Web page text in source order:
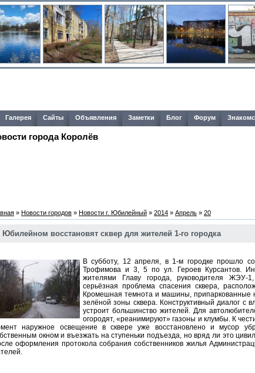
Галерея Сайты Объявления Заметки Блог Форум
города Королёв
» Новости городов » Новости г. Юбилейный » 2014 » Апрель » 20
Юбилейном восстановят сквер для жителей 1-го городка
В субботу, 12 апреля, в 1-м городке прошло
Трофимова и 3, 5 по ул. Героев Курсантов.
жителями Главу города, руководителя ЖЭУ-
серьёзная проблема спасения сквера,
Кромешная темнота и машины, припаркованные
зелёной зоны сквера. Конструктивный диалог с
устроит большинство жителей. Для
огородят, «реанимируют» газоны и клумбы. К
наружное освещение в сквере уже восстановлено и мусор
окном и въезжать на ступеньки подъезда, но вряд ли это
оформления протокола собрания собственников жилья